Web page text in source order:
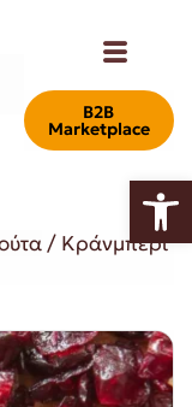
Β2Β
Marketplace
/ Κράνμπερι